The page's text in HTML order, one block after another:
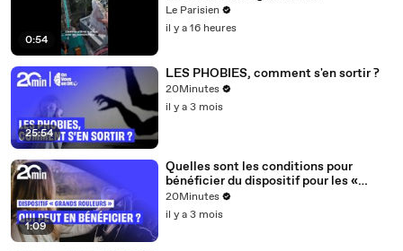
0:54
Le Parisien
il y a 16 heures
25:54
LES PHOBIES, comment s'en sortir ?
20Minutes
il y a 3 mois
1:09
Quelles sont les conditions pour
bénéficier du dispositif pour les «
20Minutes
il y a 3 mois